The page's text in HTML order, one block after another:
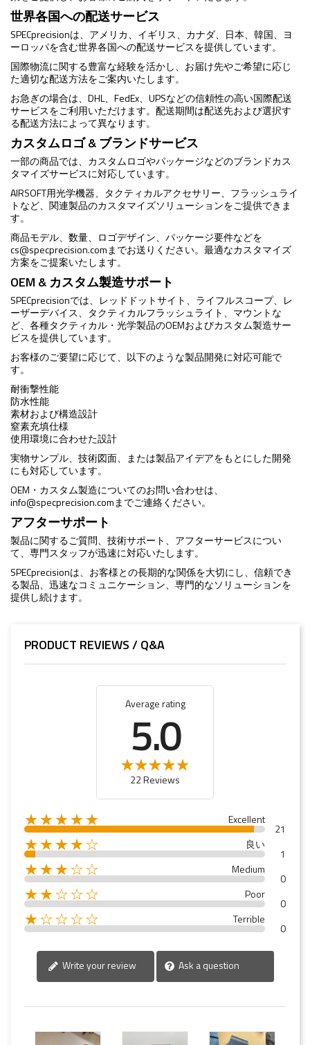
世界各国への配送サービス
SPECprecisionは、アメリカ、イギリス、カナダ、日本、韓国、ヨ
ーロッパを含む世界各国への配送サービスを提供しています。
国際物流に関する豊富な経験を活かし、お届け先やご希望に応じ
た適切な配送方法をご案内いたします。
お急ぎの場合は、DHL、FedEx、UPSなどの信頼性の高い国際配送
サービスをご利用いただけます。配送期間は配送先および選択す
る配送方法によって異なります。
カスタムロゴ & ブランドサービス
一部の商品では、カスタムロゴやパッケージなどのブランドカス
タマイズサービスに対応しています。
AIRSOFT用光学機器、タクティカルアクセサリー、フラッシュライ
トなど、関連製品のカスタマイズソリューションをご提供できま
す。
商品モデル、数量、ロゴデザイン、パッケージ要件などを
cs@specprecision.comまでお送りください。最適なカスタマイズ
方案をご提案いたします。
OEM & カスタム製造サポート
SPECprecisionでは、レッドドットサイト、ライフルスコープ、レ
ーザーデバイス、タクティカルフラッシュライト、マウントな
ど、各種タクティカル・光学製品のOEMおよびカスタム製造サー
ビスを提供しています。
お客様のご要望に応じて、以下のような製品開発に対応可能で
す。
耐衝撃性能
防水性能
素材および構造設計
窒素充填仕様
使用環境に合わせた設計
実物サンプル、技術図面、または製品アイデアをもとにした開発
にも対応しています。
OEM・カスタム製造についてのお問い合わせは、
info@specprecision.comまでご連絡ください。
アフターサポート
製品に関するご質問、技術サポート、アフターサービスについ
て、専門スタッフが迅速に対応いたします。
SPECprecisionは、お客様との長期的な関係を大切にし、信頼でき
る製品、迅速なコミュニケーション、専門的なソリューションを
提供し続けます。
PRODUCT REVIEWS / Q&A
Average rating
5.0
22 Reviews
★★★★★ Excellent
21
★★★★☆ 良い
1
★★★☆☆ Medium
0
★★☆☆☆ Poor
0
★☆☆☆☆ Terrible
0
Write your review Ask a question